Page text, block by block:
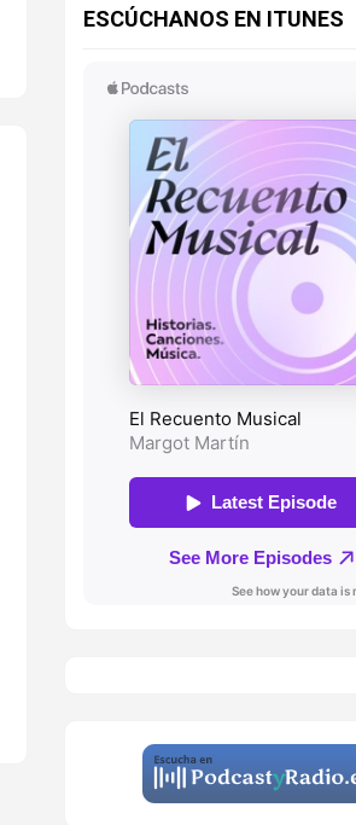
ESCÚCHANOS EN ITUNES